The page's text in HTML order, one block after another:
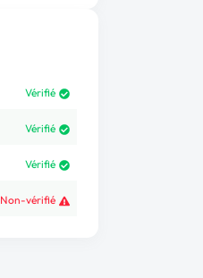
Vérifié
Vérifié
Vérifié
Non-vérifié